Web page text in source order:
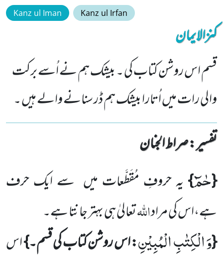
Kanz ul Iman Kanz ul Irfan
کنزالایمان
قسم اس روشن کتاب کی ۔ بیشک ہم نے اُسے برکت
والی رات میں اُتارا بیشک ہم ڈر سنانے والے ہیں ۔
تفسیر : ‎صراط الجنان
{حٰمٓ} یہ حروفِ مُقَطَّعات میں سے ایک حرف
ہے،اس کی مراداللہتعالیٰ ہی بہتر جانتا ہے۔
{وَ الْكِتٰبِ الْمُبِیْنِ: اس روشن کتاب کی قسم۔}اس